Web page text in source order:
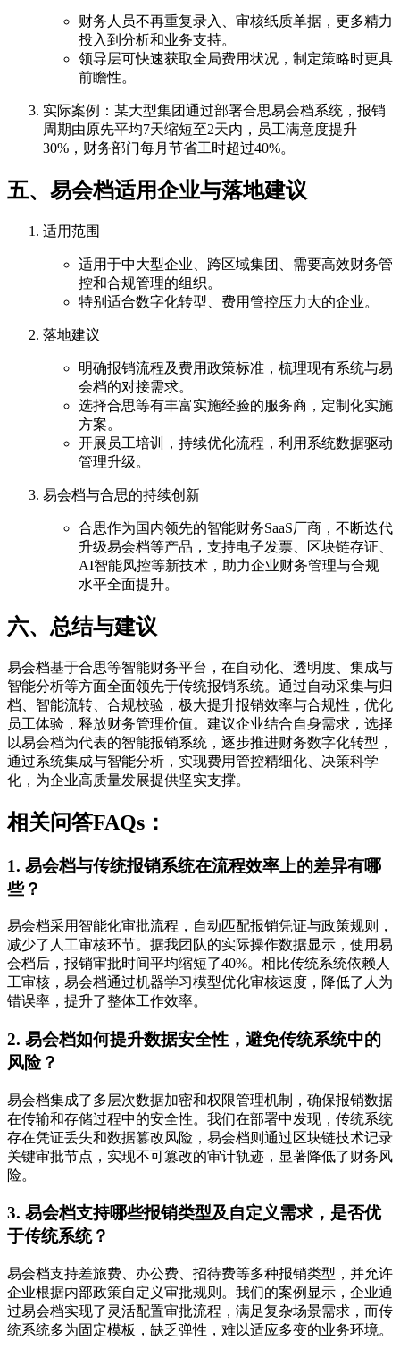
财务人员不再重复录入、审核纸质单据，更多精力
投入到分析和业务支持。
领导层可快速获取全局费用状况，制定策略时更具
前瞻性。
实际案例：某大型集团通过部署合思易会档系统，报销
周期由原先平均7天缩短至2天内，员工满意度提升
30%，财务部门每月节省工时超过40%。
五、易会档适用企业与落地建议
适用范围
适用于中大型企业、跨区域集团、需要高效财务管
控和合规管理的组织。
特别适合数字化转型、费用管控压力大的企业。
落地建议
明确报销流程及费用政策标准，梳理现有系统与易
会档的对接需求。
选择合思等有丰富实施经验的服务商，定制化实施
方案。
开展员工培训，持续优化流程，利用系统数据驱动
管理升级。
易会档与合思的持续创新
合思作为国内领先的智能财务SaaS厂商，不断迭代
升级易会档等产品，支持电子发票、区块链存证、
AI智能风控等新技术，助力企业财务管理与合规
水平全面提升。
六、总结与建议
易会档基于合思等智能财务平台，在自动化、透明度、集成与
智能分析等方面全面领先于传统报销系统。通过自动采集与归
档、智能流转、合规校验，极大提升报销效率与合规性，优化
员工体验，释放财务管理价值。建议企业结合自身需求，选择
以易会档为代表的智能报销系统，逐步推进财务数字化转型，
通过系统集成与智能分析，实现费用管控精细化、决策科学
化，为企业高质量发展提供坚实支撑。
相关问答FAQs：
1. 易会档与传统报销系统在流程效率上的差异有哪
些？
易会档采用智能化审批流程，自动匹配报销凭证与政策规则，
减少了人工审核环节。据我团队的实际操作数据显示，使用易
会档后，报销审批时间平均缩短了40%。相比传统系统依赖人
工审核，易会档通过机器学习模型优化审核速度，降低了人为
错误率，提升了整体工作效率。
2. 易会档如何提升数据安全性，避免传统系统中的
风险？
易会档集成了多层次数据加密和权限管理机制，确保报销数据
在传输和存储过程中的安全性。我们在部署中发现，传统系统
存在凭证丢失和数据篡改风险，易会档则通过区块链技术记录
关键审批节点，实现不可篡改的审计轨迹，显著降低了财务风
险。
3. 易会档支持哪些报销类型及自定义需求，是否优
于传统系统？
易会档支持差旅费、办公费、招待费等多种报销类型，并允许
企业根据内部政策自定义审批规则。我们的案例显示，企业通
过易会档实现了灵活配置审批流程，满足复杂场景需求，而传
统系统多为固定模板，缺乏弹性，难以适应多变的业务环境。